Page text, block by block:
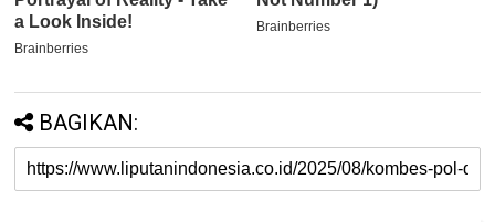
BAGIKAN: